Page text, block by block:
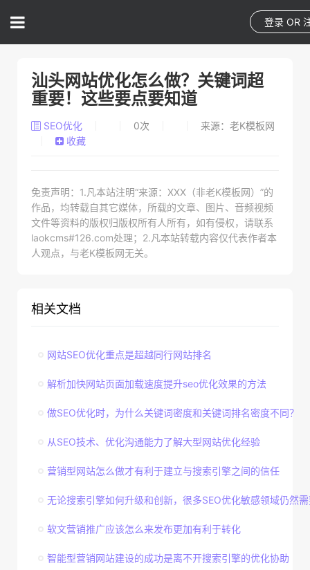
登录 OR
汕头网站优化怎么做？关键词超
重要！这些要点要知道
SEO优化 0次
来源：老K模板网
收藏
免责声明：1.凡本站注明“来源：XXX（非老K模板网）”的
作品，均转载自其它媒体，所载的文章、图片、音频视频
文件等资料的版权归版权所有人所有，如有侵权，请联系
laokcms#126.com处理；2.凡本站转载内容仅代表作者本
人观点，与老K模板网无关。
相关文档
网站SEO优化重点是超越同行网站排名
解析加快网站页面加载速度提升seo优化效果的方法
做SEO优化时，为什么关键词密度和关键词排名密度不同？
从SEO技术、优化沟通能力了解大型网站优化经验
营销型网站怎么做才有利于建立与搜索引擎之间的信任
无论搜索引擎如何升级和创新，很多SEO优化敏感领域仍然
软文营销推广应该怎么来发布更加有利于转化
智能型营销网站建设的成功是离不开搜索引擎的优化协助